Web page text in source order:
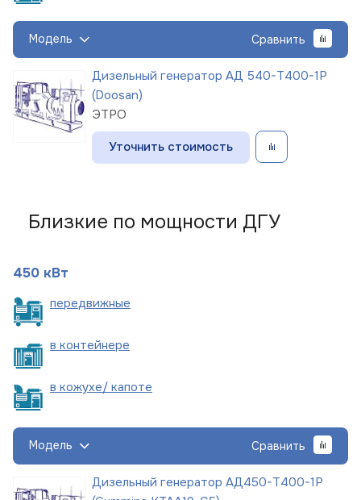
Модель Сравнить
Дизельный генератор АД 540-Т400-1Р
(Doosan)
ЭТРО
Уточнить стоимость
Близкие по мощности ДГУ
450 кВт
передвижные
в контейнере
в кожухе/ капоте
Модель Сравнить
Дизельный генератор АД450-Т400-1Р